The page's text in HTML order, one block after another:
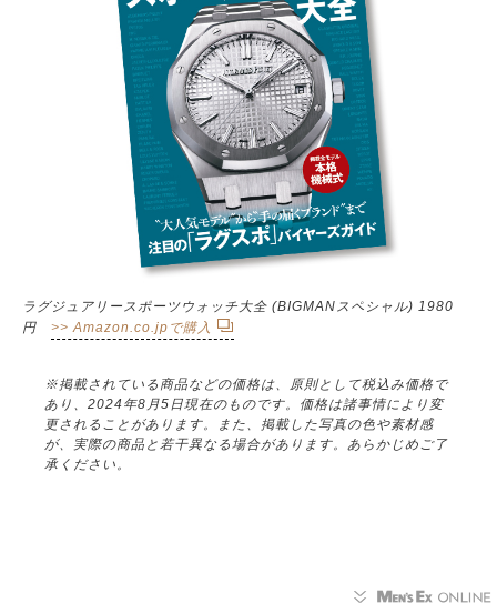
ラグジュアリースポーツウォッチ大全 (BIGMANスペシャル) 1980
円 >> Amazon.co.jpで購入
※掲載されている商品などの価格は、原則として税込み価格で
あり、2024年8月5日現在のものです。価格は諸事情により変
更されることがあります。また、掲載した写真の色や素材感
が、実際の商品と若干異なる場合があります。あらかじめご了
承ください。